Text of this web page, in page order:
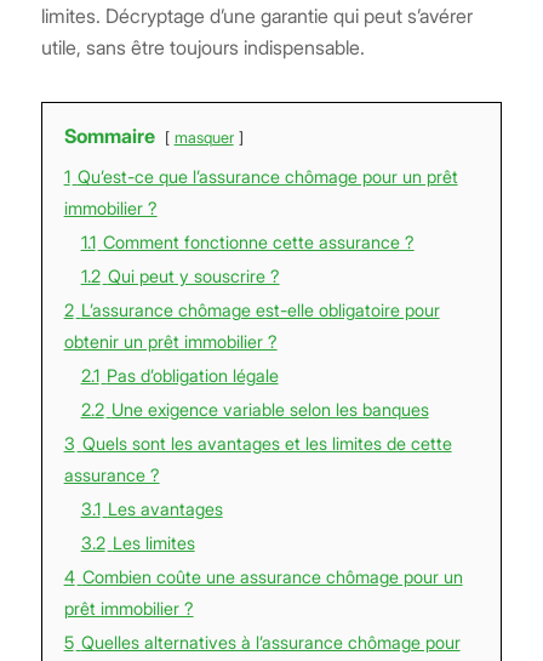
limites. Décryptage d’une garantie qui peut s’avérer
utile, sans être toujours indispensable.
Sommaire masquer
1 Qu’est-ce que l’assurance chômage pour un prêt
immobilier ?
1.1 Comment fonctionne cette assurance ?
1.2 Qui peut y souscrire ?
2 L’assurance chômage est-elle obligatoire pour
obtenir un prêt immobilier ?
2.1 Pas d’obligation légale
2.2 Une exigence variable selon les banques
3 Quels sont les avantages et les limites de cette
assurance ?
3.1 Les avantages
3.2 Les limites
4 Combien coûte une assurance chômage pour un
prêt immobilier ?
5 Quelles alternatives à l’assurance chômage pour